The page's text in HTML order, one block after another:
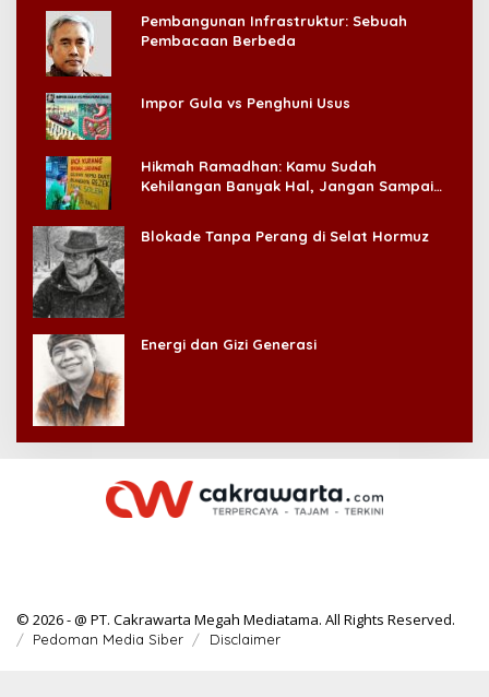
Pembangunan Infrastruktur: Sebuah
Pembacaan Berbeda
Impor Gula vs Penghuni Usus
Hikmah Ramadhan: Kamu Sudah
Kehilangan Banyak Hal, Jangan Sampai
Blokade Tanpa Perang di Selat Hormuz
Energi dan Gizi Generasi
© 2026 - @ PT. Cakrawarta Megah Mediatama. All Rights Reserved.
Pedoman Media Siber Disclaimer